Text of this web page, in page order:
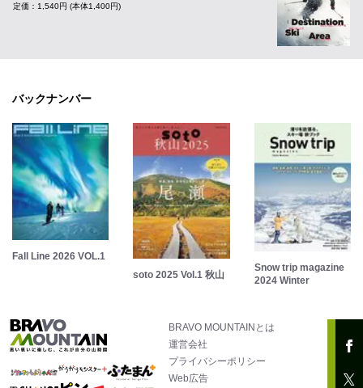
定価：1,540円 (本体1,400円)
バックナンバー
Fall Line 2026 VOL.1
soto 2025 Vol.1 秋山
Snow trip magazine
2024 Winter
BRAVO MOUNTAINとは
運営会社
プライバシーポリシー
Web広告